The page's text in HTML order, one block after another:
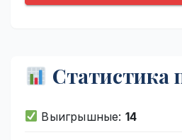
Статистика
Выигрышные: 14